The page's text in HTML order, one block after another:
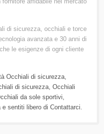
di sicurezza, occhiali e torce
avanzata e 30 anni di
le esigenze di ogni cliente
Occhiali di sicurezza
di sicurezza Occhiali
da sole sportivi
e sentiti libero di Contattarci